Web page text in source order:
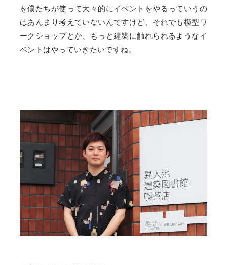
を僕たちが使って大々的にイベントをやるっていうの
はあんまり考えていないんですけど、それでも模型ワ
ークショップとか、もっと建築に触れられるようなイ
ベントはやっていきたいですね。